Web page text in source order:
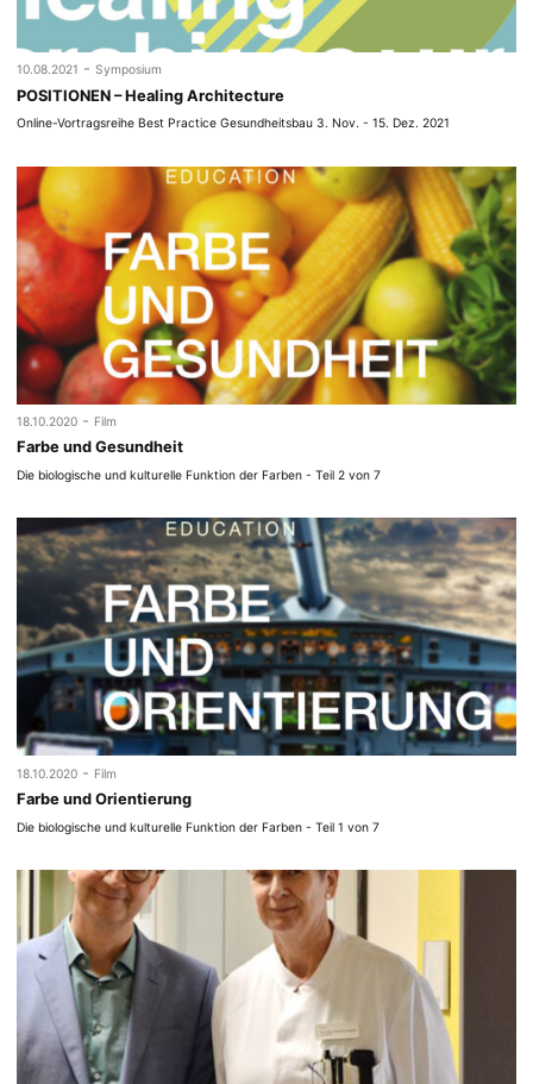
10.08.2021 - Symposium
POSITIONEN – Healing Architecture
Online-Vortragsreihe Best Practice Gesundheitsbau 3. Nov. - 15. Dez. 2021
18.10.2020 - Film
Farbe und Gesundheit
Die biologische und kulturelle Funktion der Farben - Teil 2 von 7
18.10.2020 - Film
Farbe und Orientierung
Die biologische und kulturelle Funktion der Farben - Teil 1 von 7